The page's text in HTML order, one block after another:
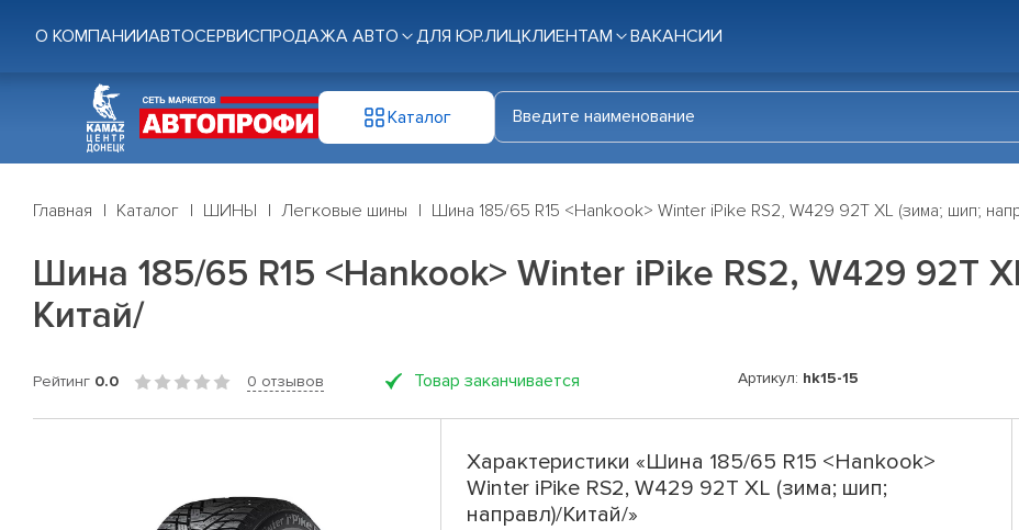
О КОМПАНИИАВТОСЕРВИСПРОДАЖА АВТО ДЛЯ ЮР.ЛИЦКЛИЕНТАМ ВАКАНСИИ
Каталог
Главная Каталог ШИНЫ Легковые шины Шина 185/65 R15 <Hankook> Winter iPike RS2, W429 92T XL (зима; шип;
Шина 185/65 R15 <Hankook> Winter iPike RS2, W429 92T
Китай/
Рейтинг 0.0 0 отзывов Товар заканчивается Артикул: hk15-15
Характеристики «Шина 185/65 R15 <Hankook>
Winter iPike RS2, W429 92T XL (зима; шип;
направл)/Китай/»